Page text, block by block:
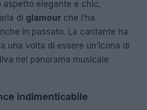
aspetto elegante e chic,
di glamour che l’ha
in passato. La cantante ha
una volta di essere un’icona di
nel panorama musicale
indimenticabile